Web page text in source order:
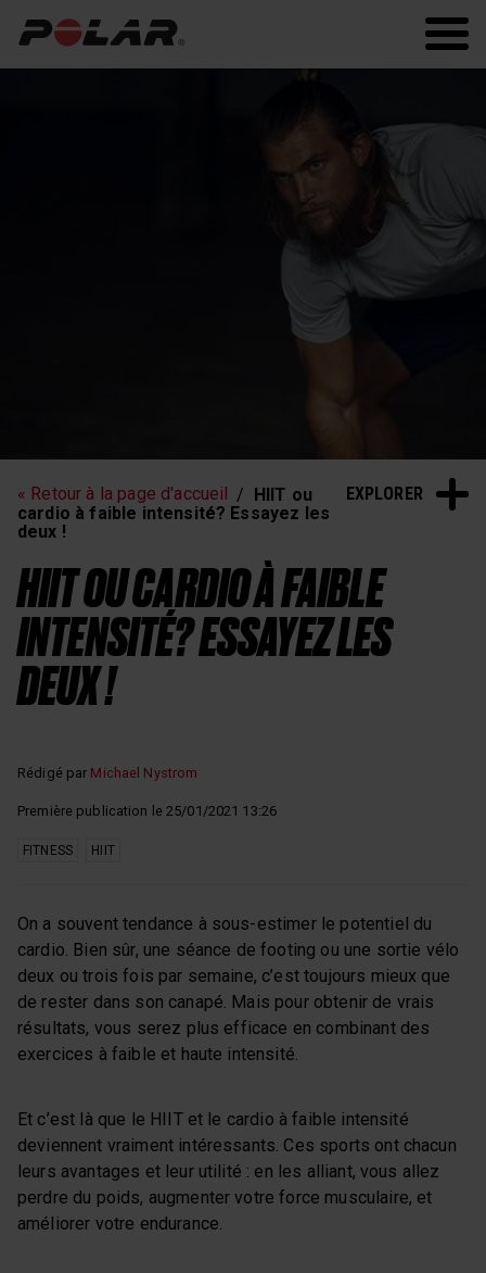
Polar Flow
EXPLORER
« Retour à la page d'accueil
HIIT ou
cardio à faible intensité? Essayez les
deux !
HIIT OU CARDIO À FAIBLE
INTENSITÉ? ESSAYEZ LES
DEUX !
Rédigé par Michael Nystrom
Première publication le 25/01/2021 13:26
FITNESS HIIT
On a souvent tendance à sous-estimer le potentiel du
cardio. Bien sûr, une séance de footing ou une sortie vélo
deux ou trois fois par semaine, c’est toujours mieux que
de rester dans son canapé. Mais pour obtenir de vrais
résultats, vous serez plus efficace en combinant des
exercices à faible et haute intensité.
Et c’est là que le HIIT et le cardio à faible intensité
deviennent vraiment intéressants. Ces sports ont chacun
leurs avantages et leur utilité : en les alliant, vous allez
perdre du poids, augmenter votre force musculaire, et
améliorer votre endurance.